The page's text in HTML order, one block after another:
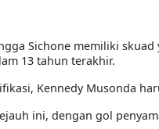
Sichone memiliki
13 tahun terakhir.
Kennedy Musonda
ini, dengan gol